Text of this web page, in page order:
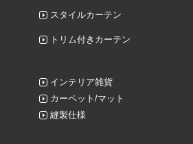
スタイルカーテン
トリム付きカーテン
インテリア雑貨
カーペット/マット
縫製仕様